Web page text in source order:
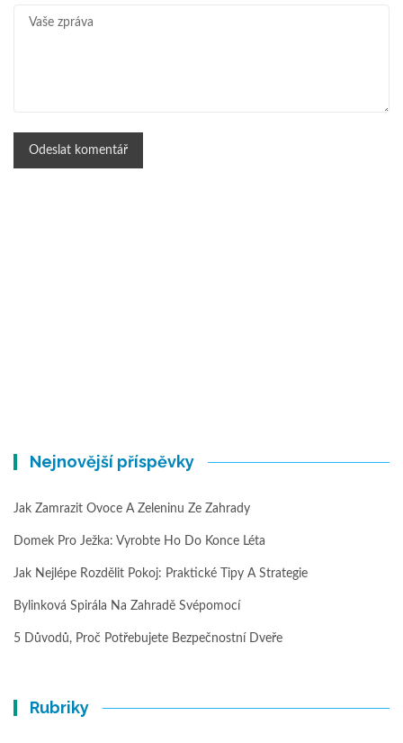
Nejnovější příspěvky
Jak Zamrazit Ovoce A Zeleninu Ze Zahrady
Domek Pro Ježka: Vyrobte Ho Do Konce Léta
Jak Nejlépe Rozdělit Pokoj: Praktické Tipy A Strategie
Bylinková Spirála Na Zahradě Svépomocí
5 Důvodů, Proč Potřebujete Bezpečnostní Dveře
Rubriky